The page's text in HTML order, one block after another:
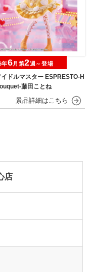
ドルマスター ESPRESTO-H
藤田ことね
年6月第2週～登場
店